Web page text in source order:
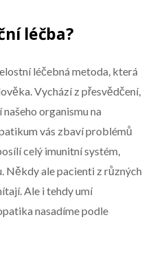
léčba?
léčebná metoda, která
Vychází z přesvědčení,
organismu na
vás zbaví problémů
celý imunitní systém,
Někdy ale pacienti z různých
Ale i tehdy umí
nasadíme podle